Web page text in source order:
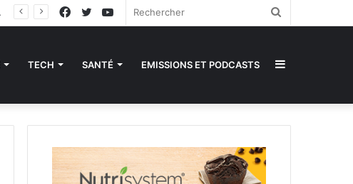
YouTube
Twitter
Facebook
TECH SANTÉ EMISSIONS ET PODCASTS